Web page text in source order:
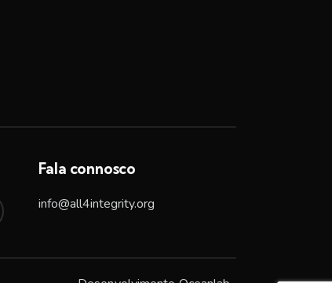
Fala connosco
info@all4integrity.org